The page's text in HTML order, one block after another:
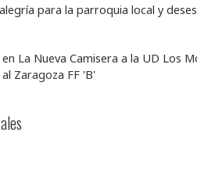
para la parroquia local y
La Nueva Camisera a la UD Los
Zaragoza FF 'B'